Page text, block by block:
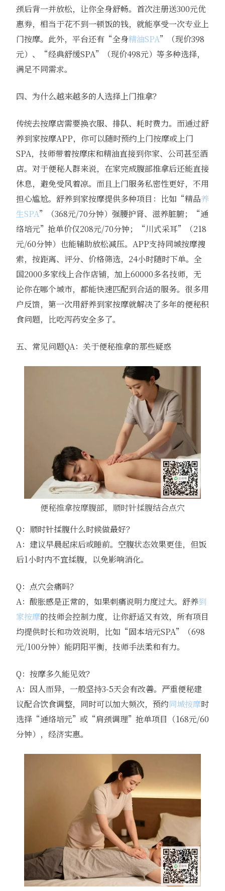
颈后背一并放松，让你全身舒畅。首次注册送300元优
惠券，相当于花不到一顿饭的钱，就能享受一次专业上
门按摩。此外，平台还有“全身精油SPA”（现价398
元）、“经典舒缓SPA”（现价498元）等多种选择，
满足不同需求。
四、为什么越来越多的人选择上门推拿？
传统去按摩店需要换衣服、排队、耗时费力。而通过舒
养到家按摩APP，你可以随时预约上门按摩或上门
SPA，技师带着按摩床和精油直接到你家、公司甚至酒
店。对于便秘人群来说，在家完成腹部推拿后还能直接
休息，避免受风着凉。而且上门服务私密性更好，不用
担心尴尬。舒养到家按摩提供多种项目：比如“精品养
生SPA”（368元/70分钟）强腰护肾、滋养脏腑；“通
络培元”抢单价仅208元/70分钟；“川式采耳”（218
元/60分钟）也能辅助放松减压。APP支持同城按摩搜
索，按距离、评分、价格筛选，24小时随时下单。全
国2000多家线上合作店铺，加上60000多名技师，无
论你在哪个城市，都能快速匹配到合适的服务。很多用
户反馈，第一次用舒养到家按摩就解决了多年的便秘积
食问题，比吃泻药安全多了。
五、常见问题QA：关于便秘推拿的那些疑惑
便秘推拿按摩腹部，顺时针揉腹结合点穴
Q：顺时针揉腹什么时候做最好？
A：建议早晨起床后或睡前。空腹状态效果更佳，但饭
后1小时内不宜揉腹，以免影响消化。
Q：点穴会痛吗？
A：酸胀感是正常的，如果刺痛说明力度过大。舒养到
家按摩的技师会控制力度，让你舒适又有效，所有项目
均提供时长和功效说明，比如“固本培元SPA”（698
元/100分钟）能阴阳平衡，技师手法柔和有力。
Q：按摩多久能见效？
A：因人而异，一般坚持3-5天会有改善。严重便秘建
议配合饮食调整，同时可以加大频次，预约同城按摩时
选择“通络培元”或“肩颈调理”抢单项目（168元/60
分钟），经济实惠。